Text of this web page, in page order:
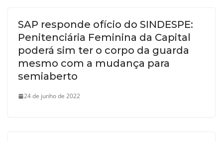
SAP responde ofício do SINDESPE:
Penitenciária Feminina da Capital
poderá sim ter o corpo da guarda
mesmo com a mudança para
semiaberto
24 de junho de 2022